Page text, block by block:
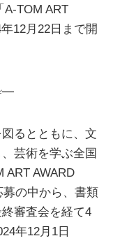
TOM ART
12月22日まで開
—
るとともに、文
芸術を学ぶ全国
ART AWARD
の中から、書類
審査会を経て4
年12月1日